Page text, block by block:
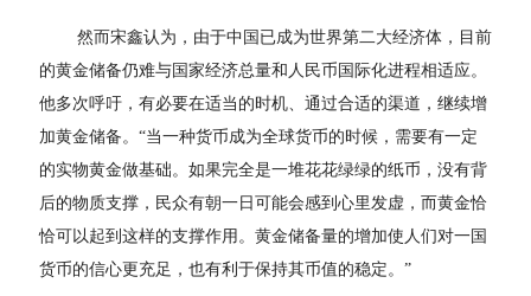
然而宋鑫认为，由于中国已成为世界第二大经济体，目前
的黄金储备仍难与国家经济总量和人民币国际化进程相适应。
他多次呼吁，有必要在适当的时机、通过合适的渠道，继续增
加黄金储备。“当一种货币成为全球货币的时候，需要有一定
的实物黄金做基础。如果完全是一堆花花绿绿的纸币，没有背
后的物质支撑，民众有朝一日可能会感到心里发虚，而黄金恰
恰可以起到这样的支撑作用。黄金储备量的增加使人们对一国
货币的信心更充足，也有利于保持其币值的稳定。”